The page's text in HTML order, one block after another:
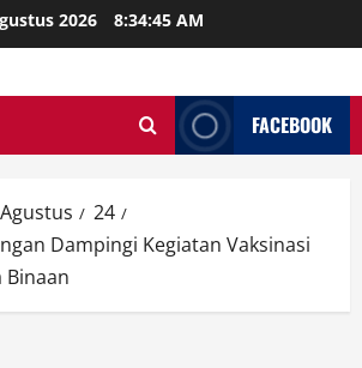
2026 8:34:46 AM
FACEBOOK
Agustus
24
Dampingi Kegiatan Vaksinasi
Binaan